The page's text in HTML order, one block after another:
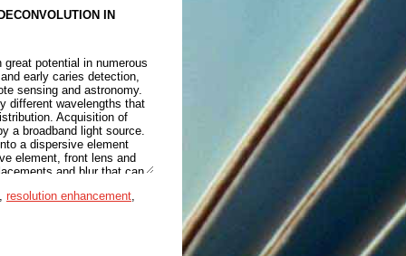
IN
potential in numerous
early caries detection,
sensing and astronomy.
different wavelengths that
Acquisition of
a broadband light source.
a dispersive element
element, front lens and
and blur that can
configuration. In the case
scanning the object
resolution enhancement